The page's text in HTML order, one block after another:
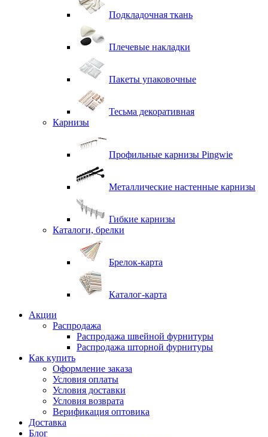
Подкладочная ткань
Плечевые накладки
Пакеты упаковочные
Тесьма декоративная
Карнизы
Профильные карнизы Pingwie
Металлические настенные карнизы
Гибкие карнизы
Каталоги, брелки
Брелок-карта
Каталог-карта
Акции
Распродажа
Распродажа швейной фурнитуры
Распродажа шторной фурнитуры
Как купить
Оформление заказа
Условия оплаты
Условия доставки
Условия возврата
Верификация оптовика
Доставка
Блог